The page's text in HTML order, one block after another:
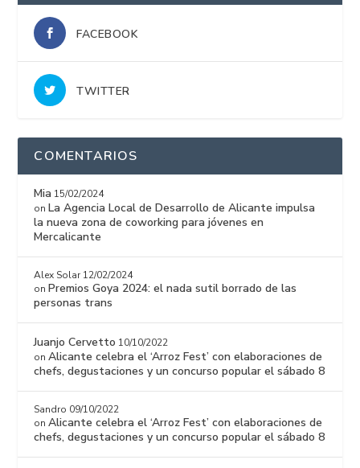
FACEBOOK
TWITTER
COMENTARIOS
Mia 15/02/2024
onLa Agencia Local de Desarrollo de Alicante impulsa
la nueva zona de coworking para jóvenes en
Mercalicante
Alex Solar 12/02/2024
onPremios Goya 2024: el nada sutil borrado de las
personas trans
Juanjo Cervetto 10/10/2022
onAlicante celebra el ‘Arroz Fest’ con elaboraciones de
chefs, degustaciones y un concurso popular el sábado 8
Sandro 09/10/2022
onAlicante celebra el ‘Arroz Fest’ con elaboraciones de
chefs, degustaciones y un concurso popular el sábado 8